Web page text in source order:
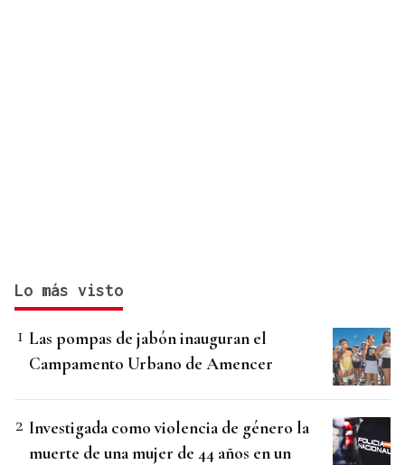
Lo más visto
Las pompas de jabón inauguran el
Campamento Urbano de Amencer
Investigada como violencia de género la
muerte de una mujer de 44 años en un